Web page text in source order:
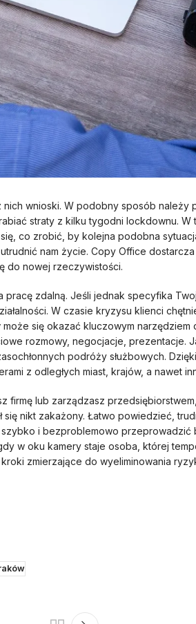
wnioski. W podobny sposób należy
straty z kilku tygodni lockdownu.
co zrobić, by kolejna podobna
nam życie. Copy Office
do nowej rzeczywistości.
zdalną. Jeśli jednak specyfika
W czasie kryzysu klienci
może się okazać kluczowym
rozmowy, negocjacje, prezentacje.
podróży służbowych.
z odległych miast, krajów, a nawet
lub zarządzasz
nikt zakażony. Łatwo powiedzieć,
szybko i bezproblemowo
w oku kamery staje osoba, której
zmierzające do wyeliminowania